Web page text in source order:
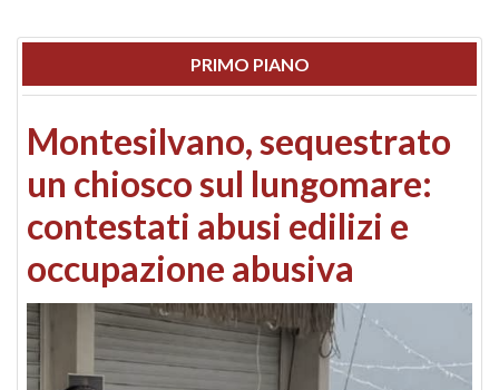
PRIMO PIANO
Montesilvano, sequestrato
un chiosco sul lungomare:
contestati abusi edilizi e
occupazione abusiva